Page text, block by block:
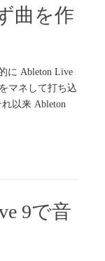
曲を作
に Ableton Live
マネして打ち込
以来 Ableton
9で音